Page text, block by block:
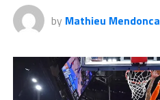
by Mathieu Mendonca